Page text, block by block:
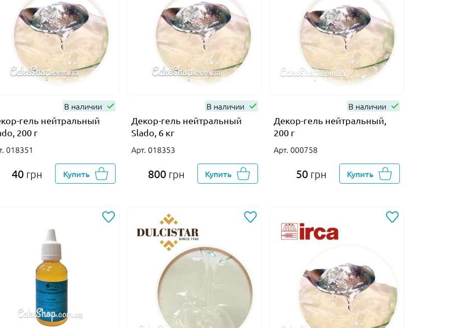
В наличии
гель нейтральный
200 г
018351
40 грн Купить
В наличии
Декор-гель нейтральный
Slado, 6 кг
Арт. 018353
800грн Купить
В наличии
Декор-гель нейтральный,
200 г
Арт. 000758
50грн Купить